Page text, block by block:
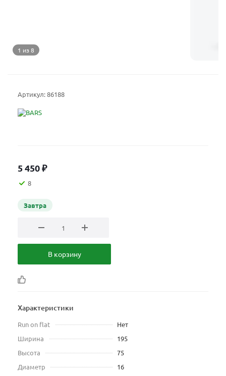
1 из 8
Артикул:86188
5 450₽
8
Завтра
В корзину
Характеристики
Run on flat
Нет
Ширина
195
Высота
75
Диаметр
16